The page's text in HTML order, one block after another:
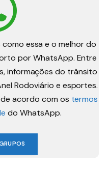
essa e o melhor do
por WhatsApp. Entre
informações do trânsito
Rodoviário e esportes.
acordo com os termos
do WhatsApp.